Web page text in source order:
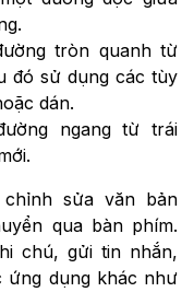
tròn quanh từ
đó sử dụng các tùy
dán.
ngang từ trái
sửa văn bản
qua bàn phím.
chú, gửi tin nhắn,
ứng dụng khác như